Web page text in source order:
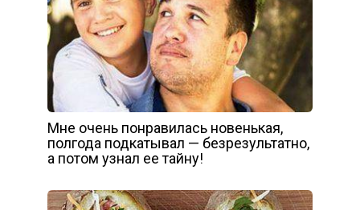
Мне очень понравилась новенькая,
полгода подкатывал — безрезультатно,
а потом узнал ее тайну!